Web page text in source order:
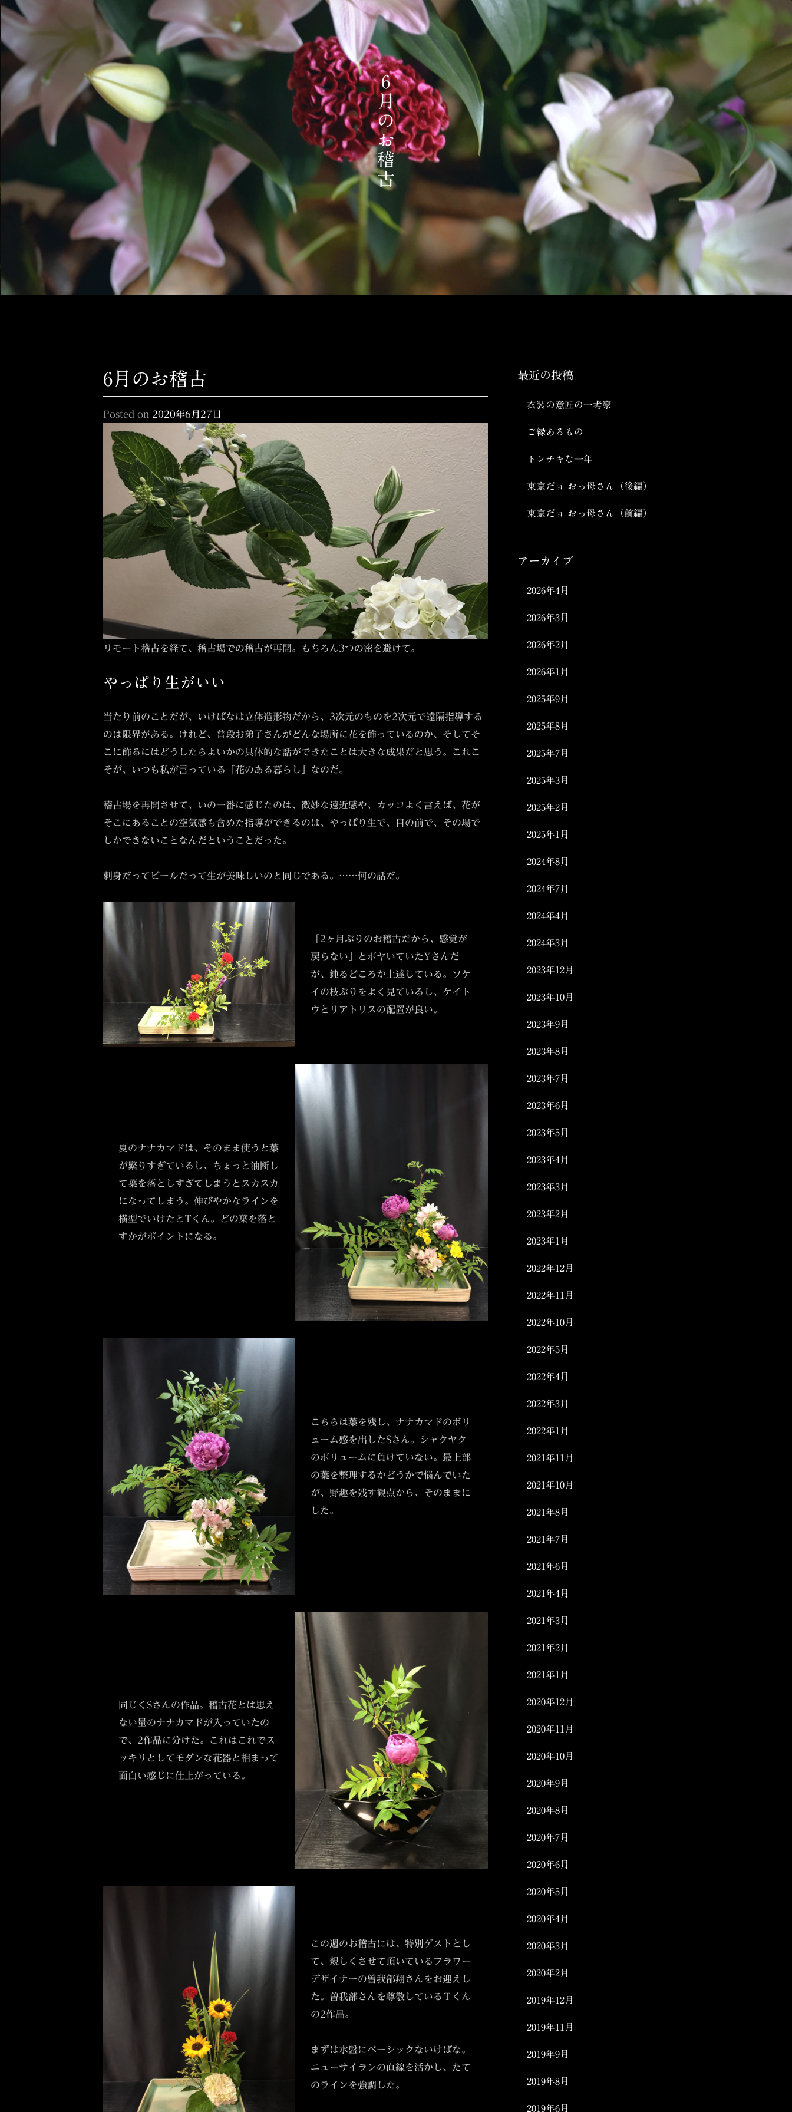
6月のお稽古
6月のお稽古
Posted on 2020年6月27日
リモート稽古を経て、稽古場での稽古が再開。もちろん3つの密を避けて。
やっぱり生がいい
当たり前のことだが、いけばなは立体造形物だから、3次元のものを2次元で遠隔指導する
のは限界がある。けれど、普段お弟子さんがどんな場所に花を飾っているのか、そしてそ
こに飾るにはどうしたらよいかの具体的な話ができたことは大きな成果だと思う。これこ
そが、いつも私が言っている「花のある暮らし」なのだ。
稽古場を再開させて、いの一番に感じたのは、微妙な遠近感や、カッコよく言えば、花が
そこにあることの空気感も含めた指導ができるのは、やっぱり生で、目の前で、その場で
しかできないことなんだということだった。
刺身だってビールだって生が美味しいのと同じである。……何の話だ。
「2ヶ月ぶりのお稽古だから、感覚が
戻らない」とボヤいていたYさんだ
が、鈍るどころか上達している。ソケ
イの枝ぶりをよく見ているし、ケイト
ウとリアトリスの配置が良い。
夏のナナカマドは、そのまま使うと葉
が繁りすぎているし、ちょっと油断し
て葉を落としすぎてしまうとスカスカ
になってしまう。伸びやかなラインを
横型でいけたとTくん。どの葉を落と
すかがポイントになる。
こちらは葉を残し、ナナカマドのボリ
ューム感を出したSさん。シャクヤク
のボリュームに負けていない。最上部
の葉を整理するかどうかで悩んでいた
が、野趣を残す観点から、そのままに
した。
同じくSさんの作品。稽古花とは思え
ない量のナナカマドが入っていたの
で、2作品に分けた。これはこれでス
ッキリとしてモダンな花器と相まって
面白い感じに仕上がっている。
この週のお稽古には、特別ゲストとし
て、親しくさせて頂いているフラワー
デザイナーの曽我部翔さんをお迎えし
た。曽我部さんを尊敬しているＴくん
の2作品。
まずは水盤にベーシックないけばな。
ニューサイランの直線を活かし、たて
のラインを強調した。
最近の投稿
衣装の意匠の一考察
ご縁あるもの
トンチキな一年
東京だョ おっ母さん（後編）
東京だョ おっ母さん（前編）
アーカイブ
2026年4月
2026年3月
2026年2月
2026年1月
2025年9月
2025年8月
2025年7月
2025年3月
2025年2月
2025年1月
2024年8月
2024年7月
2024年4月
2024年3月
2023年12月
2023年10月
2023年9月
2023年8月
2023年7月
2023年6月
2023年5月
2023年4月
2023年3月
2023年2月
2023年1月
2022年12月
2022年11月
2022年10月
2022年5月
2022年4月
2022年3月
2022年1月
2021年11月
2021年10月
2021年8月
2021年7月
2021年6月
2021年4月
2021年3月
2021年2月
2021年1月
2020年12月
2020年11月
2020年10月
2020年9月
2020年8月
2020年7月
2020年6月
2020年5月
2020年4月
2020年3月
2020年2月
2019年12月
2019年11月
2019年9月
2019年8月
2019年6月